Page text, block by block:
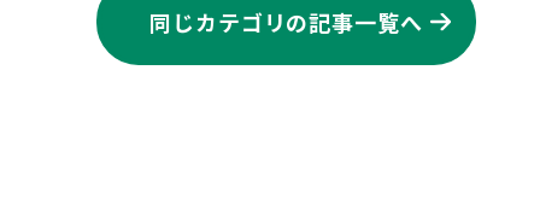
同じカテゴリの記事⼀覧へ